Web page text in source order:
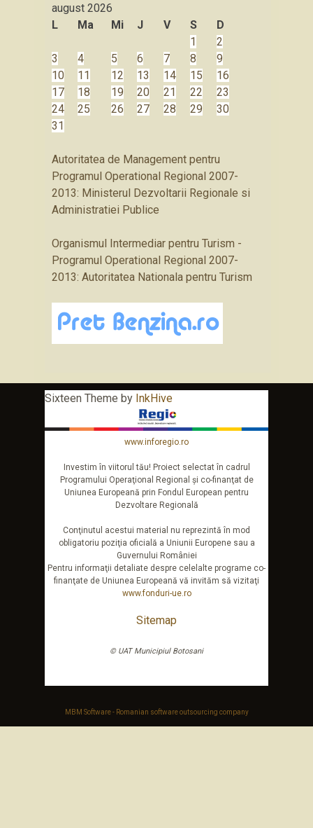
august 2026
L
Ma Mi J V S
D
1
2
3
4 5 6 7 8
9
10
11 12 13 14 15
16
17
18 19 20 21 22
23
24
25 26 27 28 29
30
31
Autoritatea de Management pentru
Programul Operational Regional 2007-
2013: Ministerul Dezvoltarii Regionale si
Administratiei Publice
Organismul Intermediar pentru Turism -
Programul Operational Regional 2007-
2013: Autoritatea Nationala pentru Turism
Sixteen Theme by InkHive
www.inforegio.ro
Investim în viitorul tău! Proiect selectat în cadrul
Programului Operaţional Regional şi co-finanţat de
Uniunea Europeană prin Fondul European pentru
Dezvoltare Regională
Conţinutul acestui material nu reprezintă în mod
obligatoriu poziţia oficială a Uniunii Europene sau a
Guvernului României
Pentru informaţii detaliate despre celelalte programe co-
finanţate de Uniunea Europeană vă invităm să vizitaţi
www.fonduri-ue.ro
Sitemap
© UAT Municipiul Botosani
MBM Software - Romanian software outsourcing company